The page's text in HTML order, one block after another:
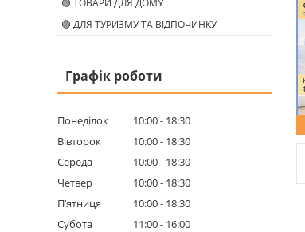
🟢 ДЛЯ ТУРИЗМУ ТА ВІДПОЧИНКУ
Графік роботи
Понеділок 10:00
18:30
Вівторок
10:00
18:30
Середа
10:00
18:30
Четвер
10:00
18:30
Пʼятниця
10:00
18:30
Субота
11:00
16:00